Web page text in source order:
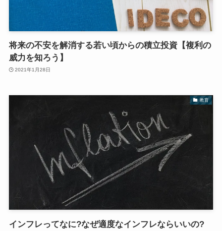
将来の不安を解消する若い頃からの積立投資【複利の
威力を知ろう】
2021年1月28日
教育
インフレってなに?なぜ適度なインフレならいいの?